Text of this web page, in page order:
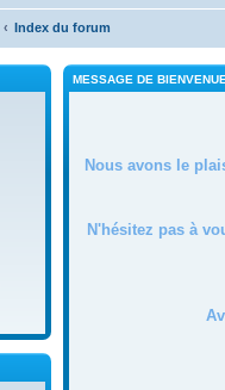
Index du forum
MESSAGE DE BIENVENUE
Nous avons le
N'hésitez pas à